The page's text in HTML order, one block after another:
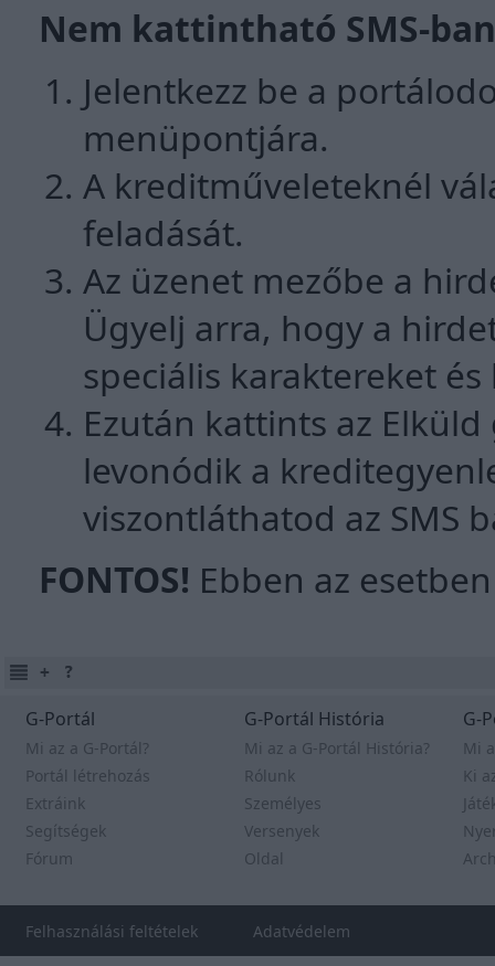
Nem kattintható SMS-
Jelentkezz be a
menüpontjára.
A kreditműveleteknél
feladását.
Az üzenet mezőbe a
Ügyelj arra, hogy a
speciális karaktereket
Ezután kattints az
levonódik a
viszontláthatod az SMS
FONTOS! Ebben az
G-Portál
Mi az a G-Portál?
Portál létrehozás
Extráink
Segítségek
Fórum
G-Portál História
Mi az a G-Portál História?
Rólunk
Személyes
Versenyek
Oldal
G-
Mi
Ki
Felhasználási feltételek Adatvédelem